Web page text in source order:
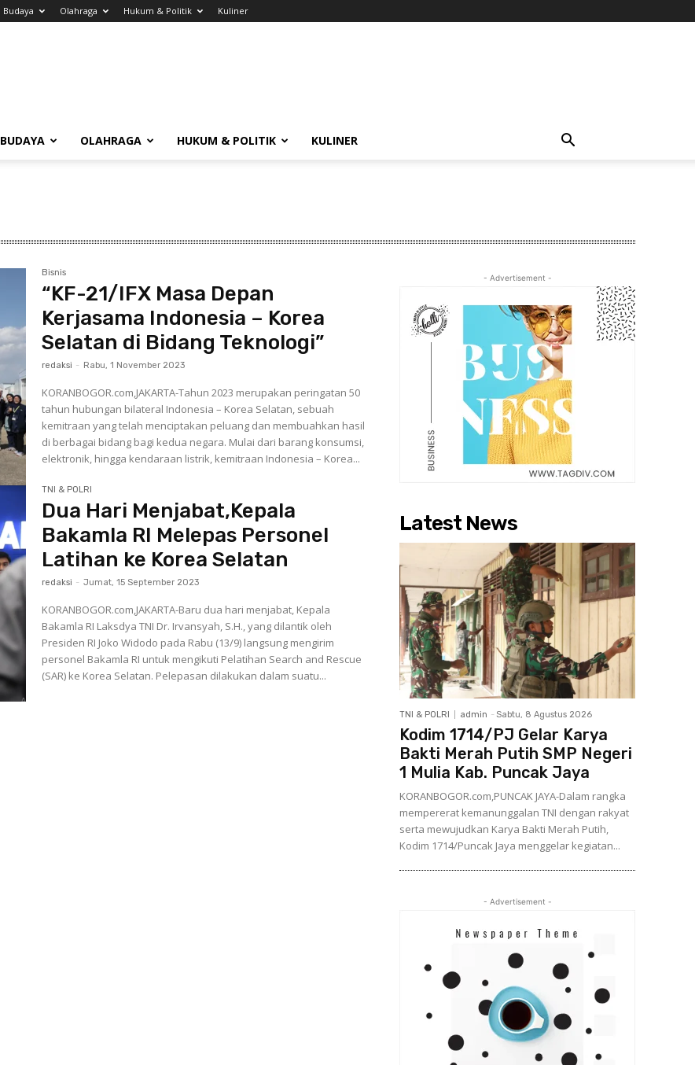
Budaya Olahraga Hukum & Politik Kuliner
BUDAYA OLAHRAGA HUKUM & POLITIK KULINER
Bisnis
“KF-21/IFX Masa Depan
Kerjasama Indonesia – Korea
Selatan di Bidang Teknologi”
redaksi - Rabu, 1 November 2023
KORANBOGOR.com,JAKARTA-Tahun 2023 merupakan peringatan 50
tahun hubungan bilateral Indonesia – Korea Selatan, sebuah
kemitraan yang telah menciptakan peluang dan membuahkan hasil
di berbagai bidang bagi kedua negara. Mulai dari barang konsumsi,
elektronik, hingga kendaraan listrik, kemitraan Indonesia – Korea...
TNI & POLRI
Dua Hari Menjabat,Kepala
Bakamla RI Melepas Personel
Latihan ke Korea Selatan
redaksi - Jumat, 15 September 2023
KORANBOGOR.com,JAKARTA-Baru dua hari menjabat, Kepala
Bakamla RI Laksdya TNI Dr. Irvansyah, S.H., yang dilantik oleh
Presiden RI Joko Widodo pada Rabu (13/9) langsung mengirim
personel Bakamla RI untuk mengikuti Pelatihan Search and Rescue
(SAR) ke Korea Selatan. Pelepasan dilakukan dalam suatu...
- Advertisement -
Latest News
TNI & POLRI admin - Sabtu, 8 Agustus 2026
Kodim 1714/PJ Gelar Karya
Bakti Merah Putih SMP Negeri
1 Mulia Kab. Puncak Jaya
KORANBOGOR.com,PUNCAK JAYA-Dalam rangka
mempererat kemanunggalan TNI dengan rakyat
serta mewujudkan Karya Bakti Merah Putih,
Kodim 1714/Puncak Jaya menggelar kegiatan...
- Advertisement -